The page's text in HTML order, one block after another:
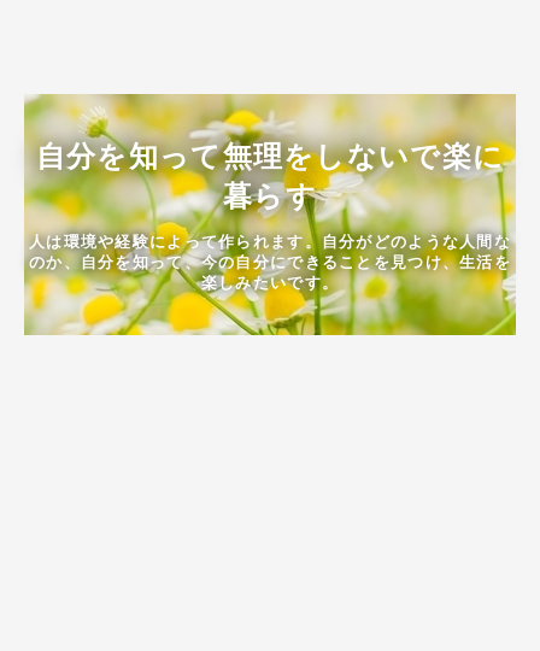
自分を知って無理をしないで楽に
暮らす
人は環境や経験によって作られます。自分がどのような人間な
のか、自分を知って、今の自分にできることを見つけ、生活を
楽しみたいです。